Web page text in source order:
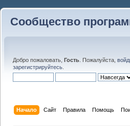
Сообщество
Добро пожаловать, Гость . Пожалуйста,
зарегистрируйтесь
Начало Сайт Правила Помощь